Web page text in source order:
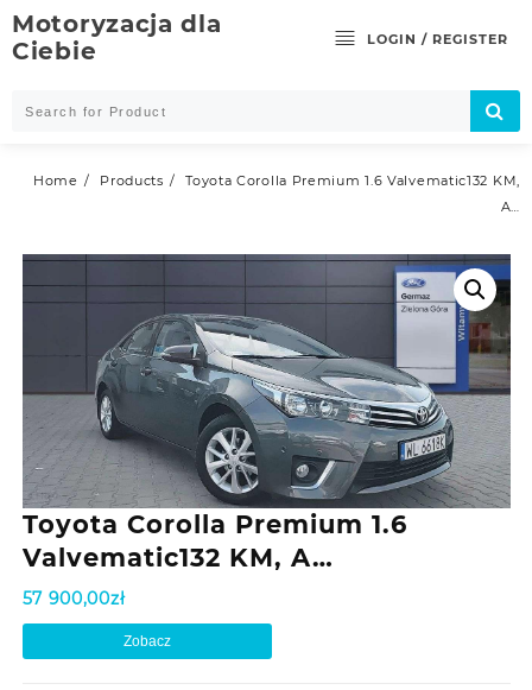
Skip
to
content
Motoryzacja dla
Ciebie
LOGIN / REGISTER
Home Products
Toyota Corolla Premium 1.6 Valvematic132 KM,
A…
Toyota Corolla Premium 1.6
Valvematic132 KM, A…
57 900,00zł
Zobacz